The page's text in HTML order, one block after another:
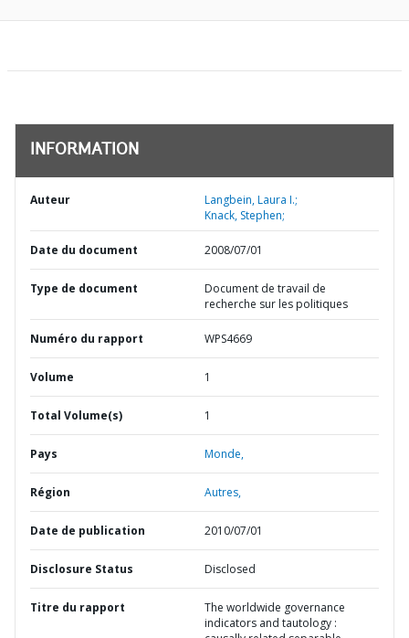
INFORMATION
Auteur
Langbein, Laura I.;
Knack, Stephen;
Date du document 2008/07/01
Type de document
Document de travail de
recherche sur les politiques
Numéro du rapport WPS4669
Volume 1
Total Volume(s) 1
Pays Monde,
Région Autres,
Date de publication 2010/07/01
Disclosure Status Disclosed
Titre du rapport
The worldwide governance
indicators and tautology :